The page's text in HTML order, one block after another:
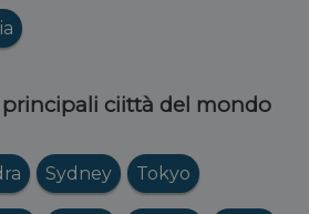
principali ciittà del mondo
Sydney Tokyo